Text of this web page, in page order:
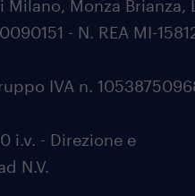
Milano, Monza Brianza,
- N. REA MI-
IVA n.
i.v. - Direzione e
N.V.